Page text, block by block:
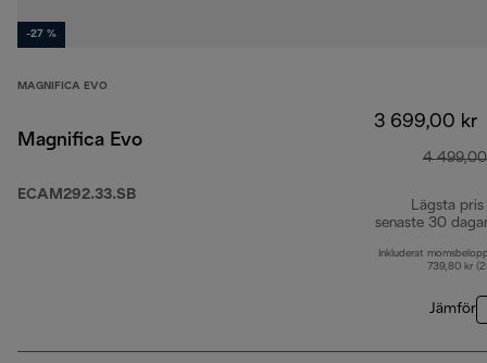
-27 %
MAGNIFICA EVO
Magnifica Evo
ECAM292.33.SB
3 699,00 kr
4
Lägsta pris
senaste 30
Inkluderat
739,80 kr
Jämför